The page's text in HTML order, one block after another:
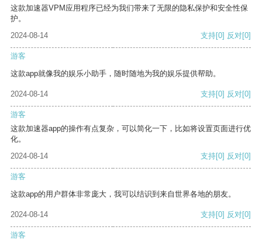
这款加速器VPM应用程序已经为我们带来了无限的隐私保护和安全性保
护。
2024-08-14
支持[0] 反对[0]
游客
这款app就像我的娱乐小助手，随时随地为我的娱乐提供帮助。
2024-08-14 支持[0] 反对[0]
游客
这款加速器app的操作有点复杂，可以简化一下，比如将设置页面进行优
化。
2024-08-14
支持[0] 反对[0]
游客
这款app的用户群体非常庞大，我可以结识到来自世界各地的朋友。
2024-08-14 支持[0] 反对[0]
游客